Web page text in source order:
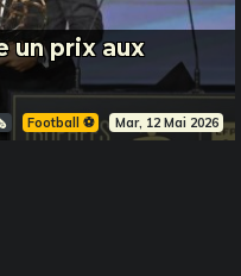
un prix aux
Football ⚽️ Mar, 12 Mai 2026